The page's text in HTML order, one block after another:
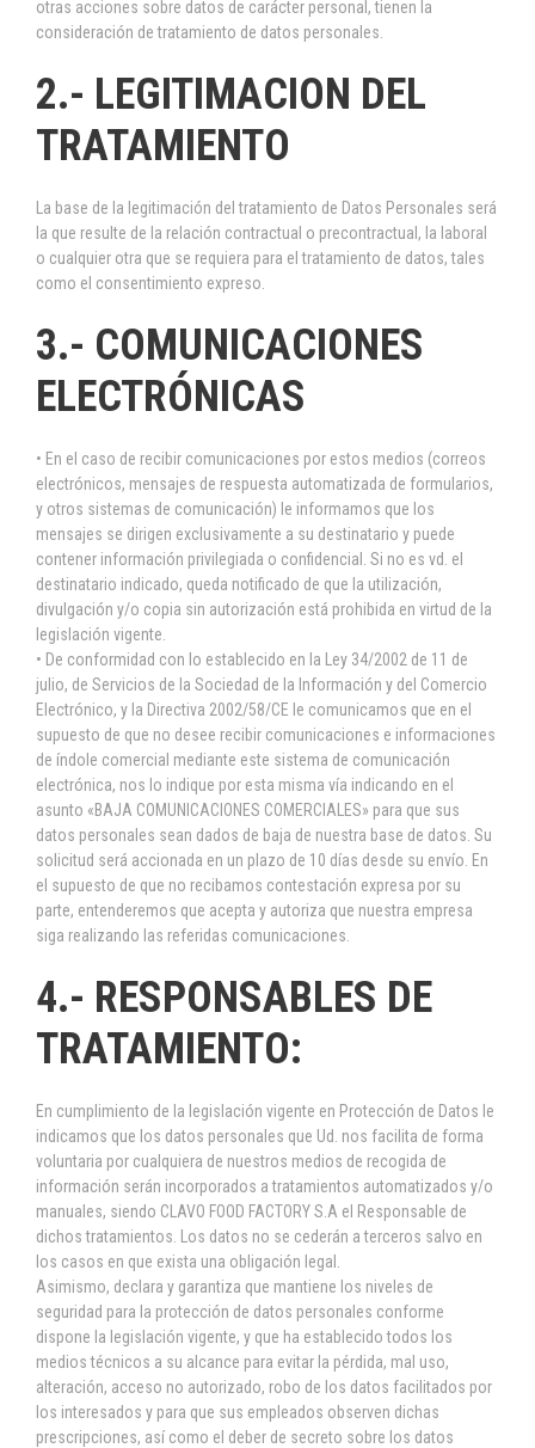
otras acciones sobre datos de carácter personal, tienen la
consideración de tratamiento de datos personales.
2.- LEGITIMACION DEL
TRATAMIENTO
La base de la legitimación del tratamiento de Datos Personales será
la que resulte de la relación contractual o precontractual, la laboral
o cualquier otra que se requiera para el tratamiento de datos, tales
como el consentimiento expreso.
3.- COMUNICACIONES
ELECTRÓNICAS
• En el caso de recibir comunicaciones por estos medios (correos
electrónicos, mensajes de respuesta automatizada de formularios,
y otros sistemas de comunicación) le informamos que los
mensajes se dirigen exclusivamente a su destinatario y puede
contener información privilegiada o confidencial. Si no es vd. el
destinatario indicado, queda notificado de que la utilización,
divulgación y/o copia sin autorización está prohibida en virtud de la
legislación vigente.
• De conformidad con lo establecido en la Ley 34/2002 de 11 de
julio, de Servicios de la Sociedad de la Información y del Comercio
Electrónico, y la Directiva 2002/58/CE le comunicamos que en el
supuesto de que no desee recibir comunicaciones e informaciones
de índole comercial mediante este sistema de comunicación
electrónica, nos lo indique por esta misma vía indicando en el
asunto «BAJA COMUNICACIONES COMERCIALES» para que sus
datos personales sean dados de baja de nuestra base de datos. Su
solicitud será accionada en un plazo de 10 días desde su envío. En
el supuesto de que no recibamos contestación expresa por su
parte, entenderemos que acepta y autoriza que nuestra empresa
siga realizando las referidas comunicaciones.
4.- RESPONSABLES DE
TRATAMIENTO:
En cumplimiento de la legislación vigente en Protección de Datos le
indicamos que los datos personales que Ud. nos facilita de forma
voluntaria por cualquiera de nuestros medios de recogida de
información serán incorporados a tratamientos automatizados y/o
manuales, siendo CLAVO FOOD FACTORY S.A el Responsable de
dichos tratamientos. Los datos no se cederán a terceros salvo en
los casos en que exista una obligación legal.
Asimismo, declara y garantiza que mantiene los niveles de
seguridad para la protección de datos personales conforme
dispone la legislación vigente, y que ha establecido todos los
medios técnicos a su alcance para evitar la pérdida, mal uso,
alteración, acceso no autorizado, robo de los datos facilitados por
los interesados y para que sus empleados observen dichas
prescripciones, así como el deber de secreto sobre los datos